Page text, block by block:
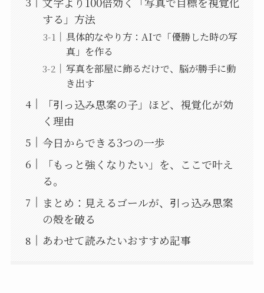
する」方法
具体的なやり方：AIで「優勝した時の写
真」を作る
写真を部屋に飾るだけで、脳が勝手に動
き出す
「引っ込み思案の子」ほど、視覚化が効
く理由
今日からできる3つの一歩
「もっと強くなりたい」を、ここで叶え
る。
まとめ：見えるゴールが、引っ込み思案
の殻を破る
あわせて読みたいおすすめ記事